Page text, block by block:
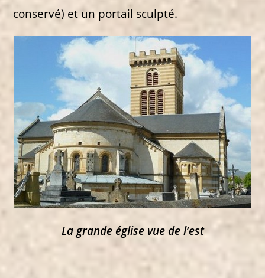
conservé) et un portail sculpté.
La grande église vue de l’est